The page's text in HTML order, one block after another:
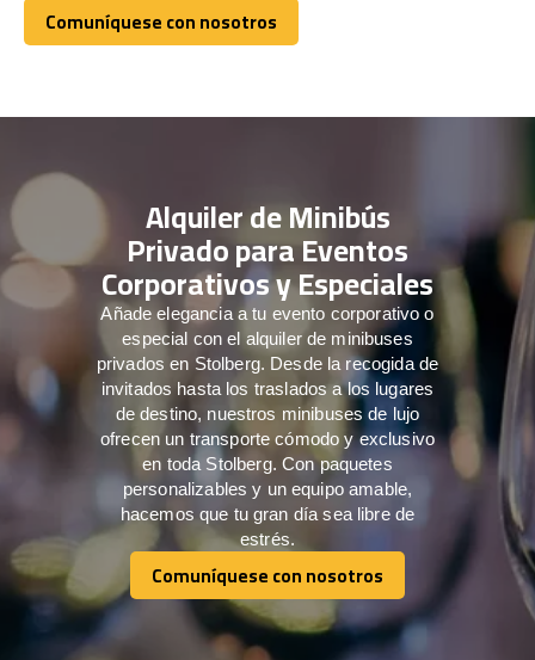
Comuníquese con nosotros
Comuníquese con nosotros
Alquiler de Minibús
Privado para Eventos
Corporativos y Especiales
Añade elegancia a tu evento corporativo o
especial con el alquiler de minibuses
privados en Stolberg. Desde la recogida de
invitados hasta los traslados a los lugares
de destino, nuestros minibuses de lujo
ofrecen un transporte cómodo y exclusivo
en toda Stolberg. Con paquetes
personalizables y un equipo amable,
hacemos que tu gran día sea libre de
estrés.
Comuníquese con nosotros
Comuníquese con nosotros